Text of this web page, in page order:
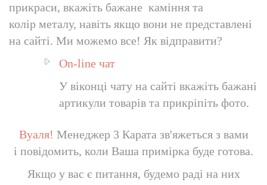
прикраси, вкажіть бажане каміння та
колір металу, навіть якщо вони не представлені
на сайті. Ми можемо все! Як відправити?
On-line чат
У віконці чату на сайті вкажіть бажані
артикули товарів та прикріпіть фото.
Вуаля! Менеджер 3 Карата зв'яжеться з вами
і повідомить, коли Ваша примірка буде готова.
Якщо у вас є питання, будемо раді на них